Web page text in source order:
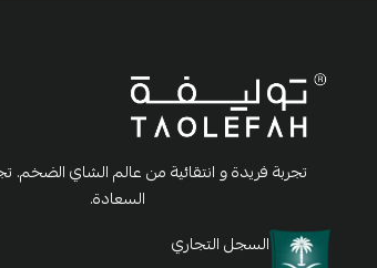
تجربة فريدة و انتقائية من عالم الشاي الضخم.
السعادة.
السجل التجاري